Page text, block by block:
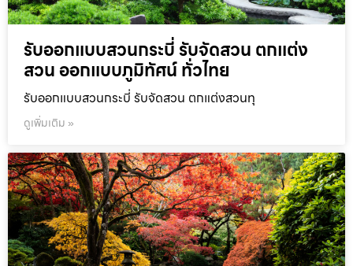
รับออกแบบสวนกระบี่ รับจัดสวน ตกแต่ง
สวน ออกแบบภูมิทัศน์ ทั่วไทย
รับออกแบบสวนกระบี่ รับจัดสวน ตกแต่งสวนทุ
ดูเพิ่มเติม »